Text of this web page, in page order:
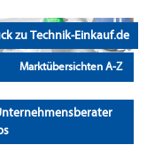
zu Technik-Einkauf.de
Marktübersichten A-Z